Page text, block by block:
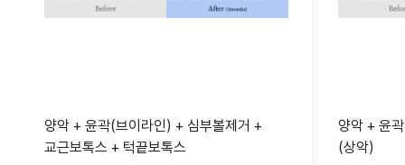
양악 + 윤곽(브이라인) + 심부볼제거 +
교근보톡스 + 턱끝보톡스
양악 + 윤
(상악)